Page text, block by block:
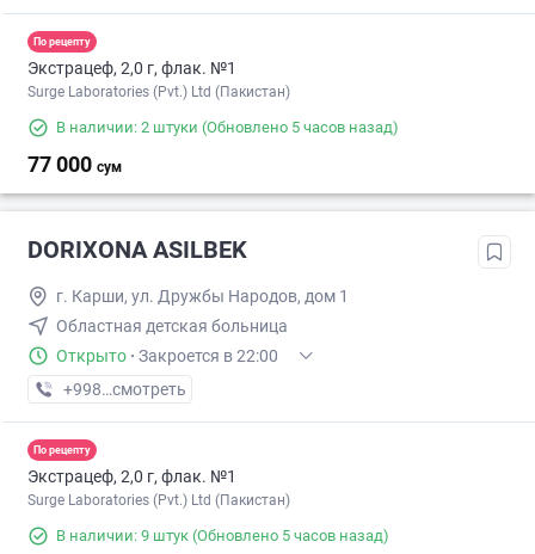
По рецепту
Экстрацеф, 2,0 г, флак. №1
Surge Laboratories (Pvt.) Ltd (Пакистан)
В наличии: 2 штуки (Обновлено 5 часов назад)
77 000 сум
DORIXONA ASILBEK
г. Карши, ул. Дружбы Народов, дом 1
Областная детская больница
Открыто · Закроется в 22:00
+998 (90) XXX-XX-XX
смотреть
По рецепту
Экстрацеф, 2,0 г, флак. №1
Surge Laboratories (Pvt.) Ltd (Пакистан)
В наличии: 9 штук (Обновлено 5 часов назад)